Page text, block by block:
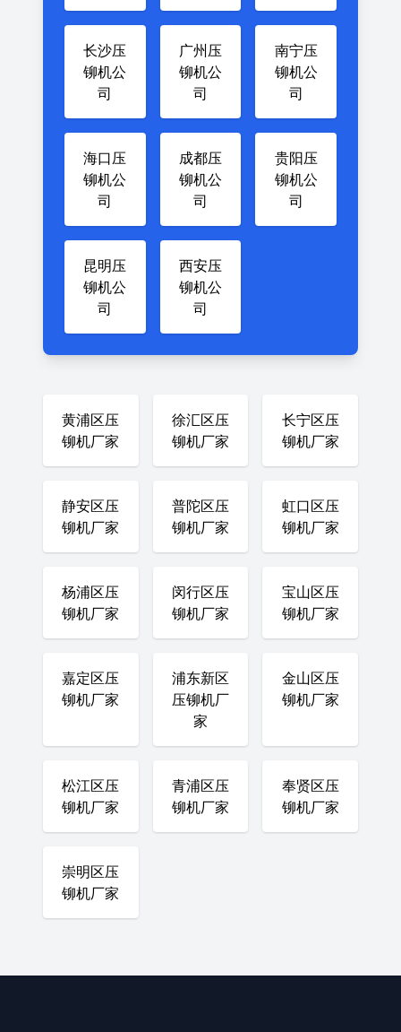
长沙压
铆机公
司
广州压
铆机公
司
南宁压
铆机公
司
海口压
铆机公
司
成都压
铆机公
司
贵阳压
铆机公
司
昆明压
铆机公
司
西安压
铆机公
司
黄浦区压
铆机厂家
徐汇区压
铆机厂家
长宁区压
铆机厂家
静安区压
铆机厂家
普陀区压
铆机厂家
虹口区压
铆机厂家
杨浦区压
铆机厂家
闵行区压
铆机厂家
宝山区压
铆机厂家
嘉定区压
铆机厂家
浦东新区
压铆机厂
家
金山区压
铆机厂家
松江区压
铆机厂家
青浦区压
铆机厂家
奉贤区压
铆机厂家
崇明区压
铆机厂家